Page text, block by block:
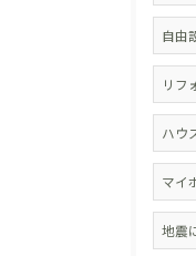
自由
リフ
ハウ
マイ
地震